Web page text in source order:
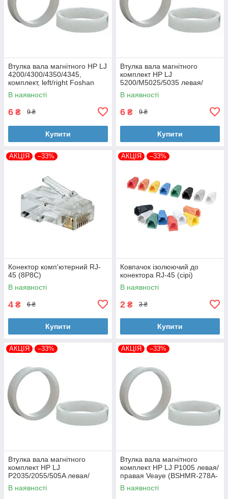
Втулка вала магнітного HP LJ
4200/4300/4350/4345,
комплект, left/right Foshan
(MAG-1338A-BSH-Foshan)
В наявності
6 ₴ 9 ₴
Купити
Втулка вала магнітного
комплект HP LJ
5200/M5025/5035 левая/
правая Foshan (MAG-7516A-
BSH-Foshan)
В наявності
6 ₴ 9 ₴
Купити
АКЦІЯ –33%
Конектор комп'ютерний RJ-
45 (8P8C)
В наявності
4 ₴ 6 ₴
Купити
АКЦІЯ –33%
Ковпачок ізолюючий до
конектора RJ-45 (сірі)
В наявності
2 ₴ 3 ₴
Купити
АКЦІЯ –33%
Втулка вала магнітного
комплект HP LJ
P2035/2055/505A левая/
правая Veaye (BSHMR-505A-
VE)
В наявності
АКЦІЯ –33%
Втулка вала магнітного
комплект HP LJ P1005 левая/
правая Veaye (BSHMR-278A-
VE)
В наявності